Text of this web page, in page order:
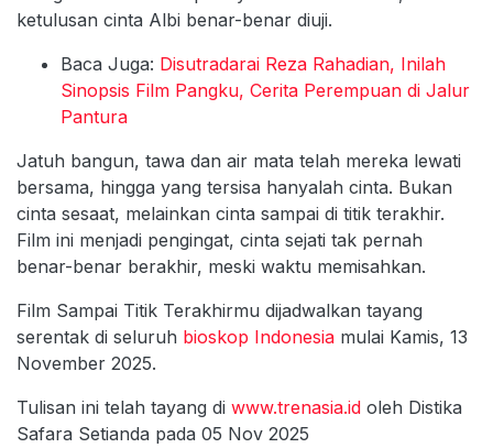
ketulusan cinta Albi benar-benar diuji.
Baca Juga: Disutradarai Reza Rahadian, Inilah
Sinopsis Film Pangku, Cerita Perempuan di Jalur
Pantura
Jatuh bangun, tawa dan air mata telah mereka lewati
bersama, hingga yang tersisa hanyalah cinta. Bukan
cinta sesaat, melainkan cinta sampai di titik terakhir.
Film ini menjadi pengingat, cinta sejati tak pernah
benar-benar berakhir, meski waktu memisahkan.
Film Sampai Titik Terakhirmu dijadwalkan tayang
serentak di seluruh bioskop Indonesia mulai Kamis, 13
November 2025.
Tulisan ini telah tayang di www.trenasia.id oleh Distika
Safara Setianda pada 05 Nov 2025